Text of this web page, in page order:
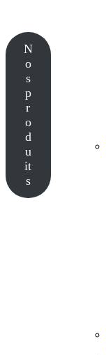
N
o
s
p
r
o
d
u
it
s